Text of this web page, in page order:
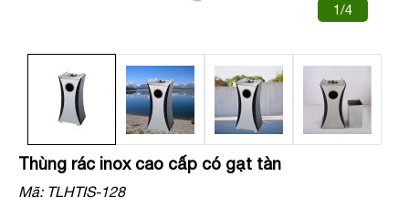
1/4
Thùng rác inox cao cấp có gạt tàn
Mã:TLHTIS-128